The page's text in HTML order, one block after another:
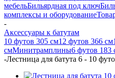
мебельБильярдная под ключ
комплексы и оборудование
-
Аксессуары к батутам
10 футов 305 см12 футов 366 см
смМинитрамплины6 футов 183
-Лестница для батута 6 - 10